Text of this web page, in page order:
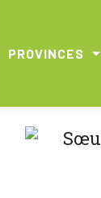
PROVINCES